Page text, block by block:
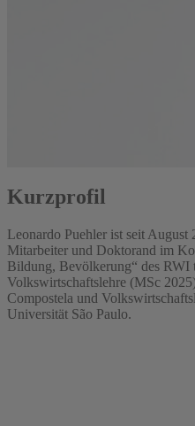
Kurzprofil
Leonardo Puehler ist seit August
Mitarbeiter und Doktorand im
Bildung, Bevölkerung“ des RWI
Volkswirtschaftslehre (MSc
Compostela und
Universität São Paulo.